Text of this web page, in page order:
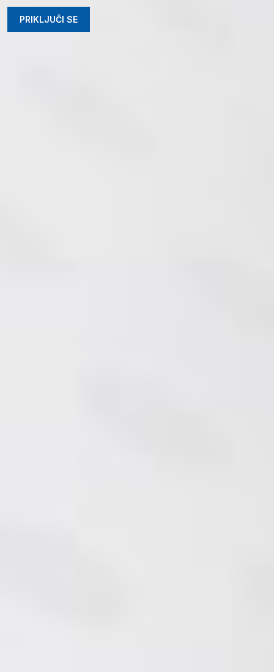
PRIKLJUČI SE